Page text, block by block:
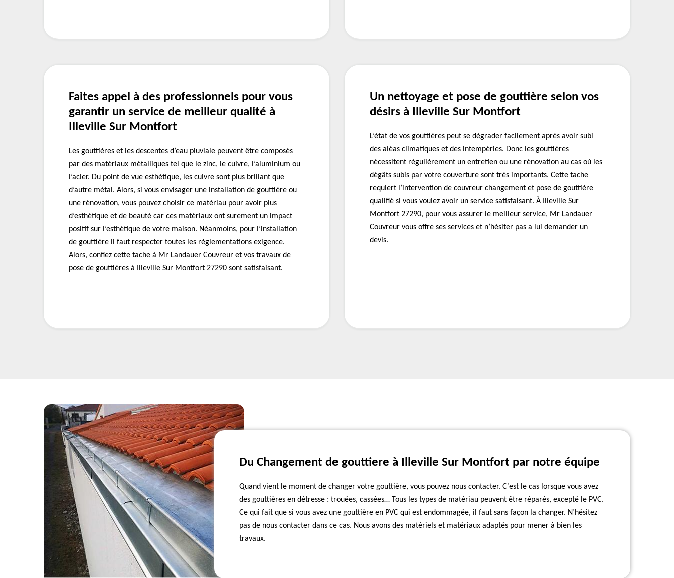
Faites appel à des professionnels pour vous
garantir un service de meilleur qualité à
Illeville Sur Montfort
Les gouttières et les descentes d’eau pluviale peuvent être composés
par des matériaux métalliques tel que le zinc, le cuivre, l’aluminium ou
l’acier. Du point de vue esthétique, les cuivre sont plus brillant que
d’autre métal. Alors, si vous envisager une installation de gouttière ou
une rénovation, vous pouvez choisir ce matériau pour avoir plus
d’esthétique et de beauté car ces matériaux ont surement un impact
positif sur l’esthétique de votre maison. Néanmoins, pour l’installation
de gouttière il faut respecter toutes les règlementations exigence.
Alors, confiez cette tache à Mr Landauer Couvreur et vos travaux de
pose de gouttières à Illeville Sur Montfort 27290 sont satisfaisant.
Un nettoyage et pose de gouttière selon vos
désirs à Illeville Sur Montfort
L’état de vos gouttières peut se dégrader facilement après avoir subi
des aléas climatiques et des intempéries. Donc les gouttières
nécessitent régulièrement un entretien ou une rénovation au cas où les
dégâts subis par votre couverture sont très importants. Cette tache
requiert l’intervention de couvreur changement et pose de gouttière
qualifié si vous voulez avoir un service satisfaisant. À Illeville Sur
Montfort 27290, pour vous assurer le meilleur service, Mr Landauer
Couvreur vous offre ses services et n’hésiter pas a lui demander un
devis.
Du Changement de gouttiere à Illeville Sur Montfort par notre équipe
Quand vient le moment de changer votre gouttière, vous pouvez nous contacter. C’est le cas lorsque vous avez
des gouttières en détresse : trouées, cassées… Tous les types de matériau peuvent être réparés, excepté le PVC.
Ce qui fait que si vous avez une gouttière en PVC qui est endommagée, il faut sans façon la changer. N’hésitez
pas de nous contacter dans ce cas. Nous avons des matériels et matériaux adaptés pour mener à bien les
travaux.